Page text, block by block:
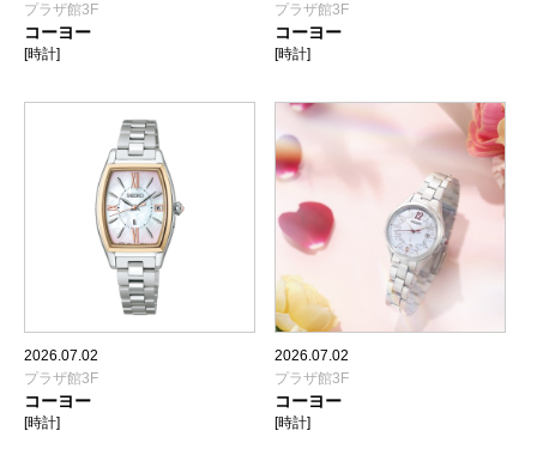
プラザ館3F
コーヨー
[時計]
プラザ館3F
コーヨー
[時計]
2026.07.02
プラザ館3F
コーヨー
[時計]
2026.07.02
プラザ館3F
コーヨー
[時計]